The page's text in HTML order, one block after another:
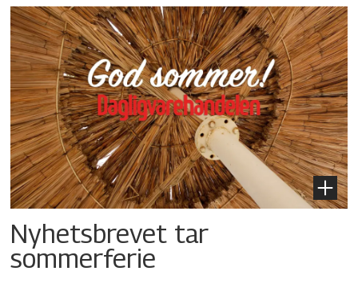
Nyhetsbrevet tar
sommerferie